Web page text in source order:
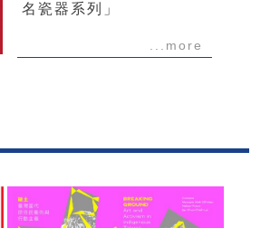
名瓷器系列」
...more